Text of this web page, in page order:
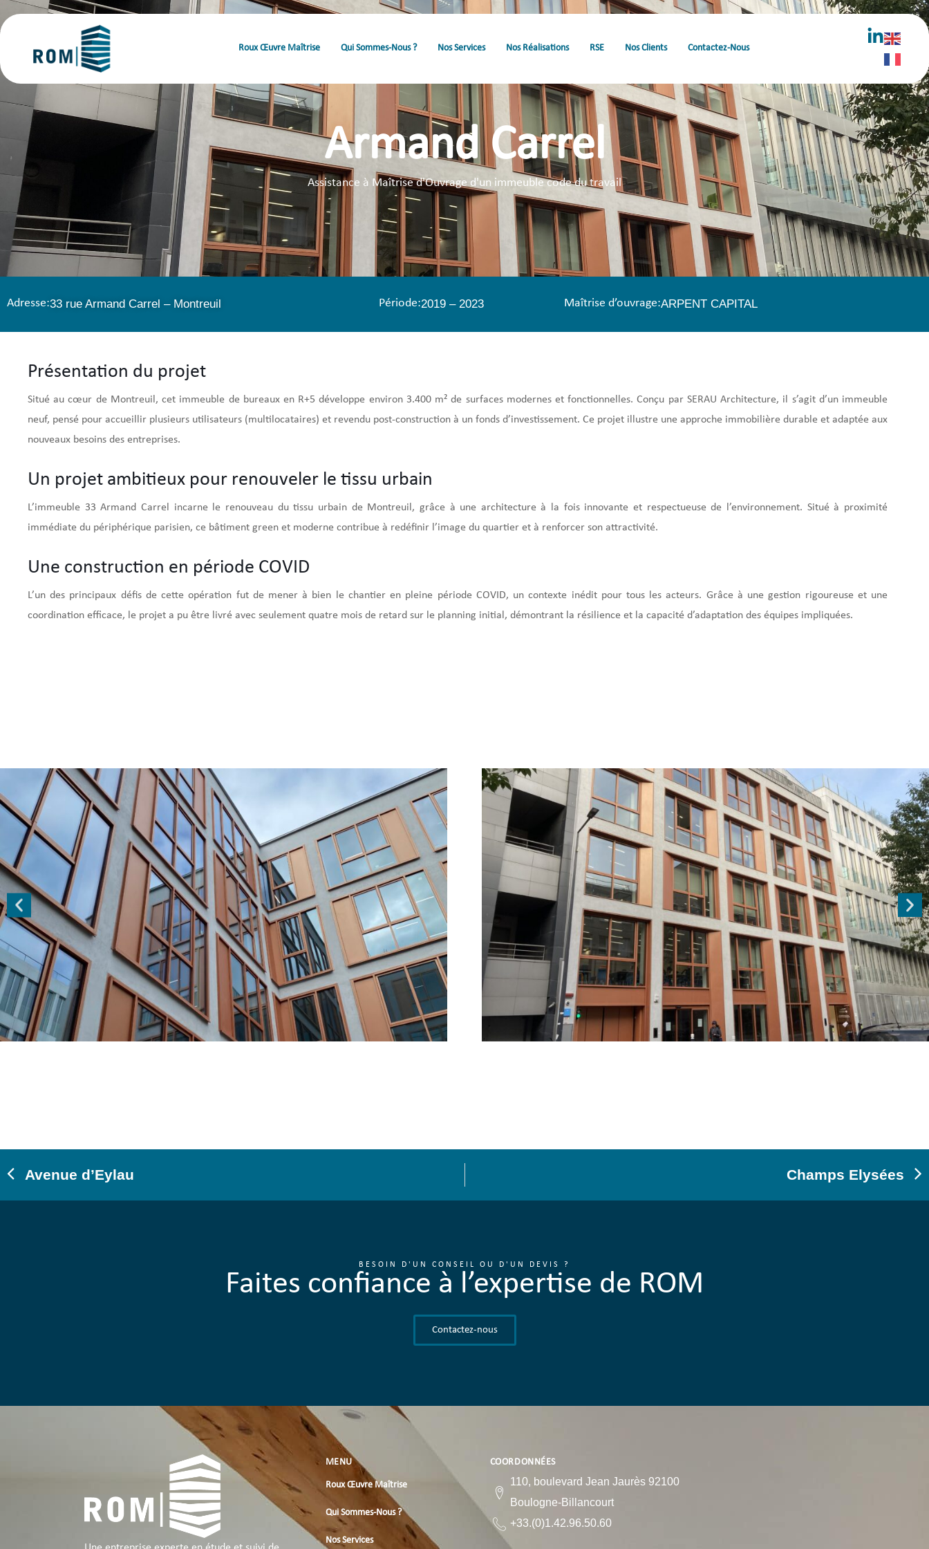
Roux Œuvre Maîtrise Qui Sommes-Nous ? Nos Services Nos Réalisations RSE Nos Clients Contactez-Nous
Armand Carrel
Assistance à Maîtrise d'Ouvrage d'un immeuble code du travail
Adresse:33 rue Armand Carrel – Montreuil Période:2019 – 2023 Maîtrise d’ouvrage:ARPENT CAPITAL
Présentation du projet
Situé au cœur de Montreuil, cet immeuble de bureaux en R+5 développe environ 3.400 m² de surfaces modernes et fonctionnelles. Conçu par SERAU Architecture, il s’agit d’un immeuble
neuf, pensé pour accueillir plusieurs utilisateurs (multilocataires) et revendu post-construction à un fonds d’investissement. Ce projet illustre une approche immobilière durable et adaptée aux
nouveaux besoins des entreprises.
Un projet ambitieux pour renouveler le tissu urbain
L’immeuble 33 Armand Carrel incarne le renouveau du tissu urbain de Montreuil, grâce à une architecture à la fois innovante et respectueuse de l’environnement. Situé à proximité
immédiate du périphérique parisien, ce bâtiment green et moderne contribue à redéfinir l’image du quartier et à renforcer son attractivité.
Une construction en période COVID
L’un des principaux défis de cette opération fut de mener à bien le chantier en pleine période COVID, un contexte inédit pour tous les acteurs. Grâce à une gestion rigoureuse et une
coordination efficace, le projet a pu être livré avec seulement quatre mois de retard sur le planning initial, démontrant la résilience et la capacité d’adaptation des équipes impliquées.
Avenue d’Eylau Champs Elysées
BESOIN D'UN CONSEIL OU D'UN DEVIS ?
Faites confiance à l’expertise de ROM
Contactez-nous
MENU
Roux Œuvre Maîtrise
Qui Sommes-Nous ?
Nos Services
COORDONNÉES
110, boulevard Jean Jaurès 92100
Boulogne-Billancourt
+33.(0)1.42.96.50.60